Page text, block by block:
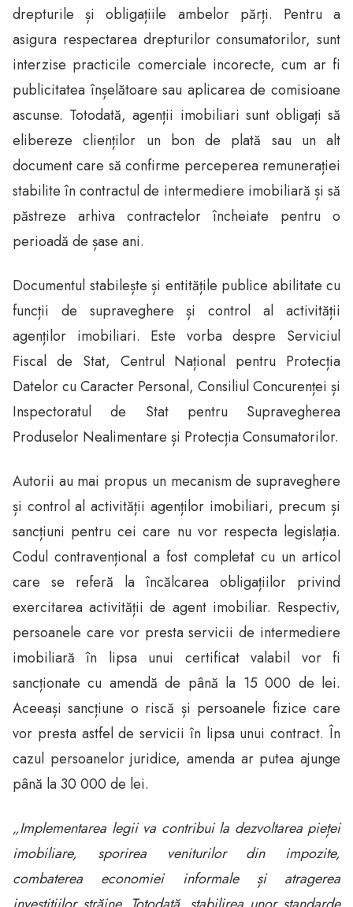
drepturile și obligațiile ambelor părți. Pentru a
asigura respectarea drepturilor consumatorilor, sunt
interzise practicile comerciale incorecte, cum ar fi
publicitatea înșelătoare sau aplicarea de comisioane
ascunse. Totodată, agenții imobiliari sunt obligați să
elibereze clienților un bon de plată sau un alt
document care să confirme perceperea remunerației
stabilite în contractul de intermediere imobiliară și să
păstreze arhiva contractelor încheiate pentru o
perioadă de șase ani.
Documentul stabilește și entitățile publice abilitate cu
funcții de supraveghere și control al activității
agenților imobiliari. Este vorba despre Serviciul
Fiscal de Stat, Centrul Național pentru Protecția
Datelor cu Caracter Personal, Consiliul Concurenței și
Inspectoratul de Stat pentru Supravegherea
Produselor Nealimentare și Protecția Consumatorilor.
Autorii au mai propus un mecanism de supraveghere
și control al activității agenților imobiliari, precum și
sancțiuni pentru cei care nu vor respecta legislația.
Codul contravențional a fost completat cu un articol
care se referă la încălcarea obligațiilor privind
exercitarea activității de agent imobiliar. Respectiv,
persoanele care vor presta servicii de intermediere
imobiliară în lipsa unui certificat valabil vor fi
sancționate cu amendă de până la 15 000 de lei.
Aceeași sancțiune o riscă și persoanele fizice care
vor presta astfel de servicii în lipsa unui contract. În
cazul persoanelor juridice, amenda ar putea ajunge
până la 30 000 de lei.
„Implementarea legii va contribui la dezvoltarea pieței
imobiliare, sporirea veniturilor din impozite,
combaterea economiei informale și atragerea